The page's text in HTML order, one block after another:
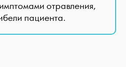
отравления,
пациента.